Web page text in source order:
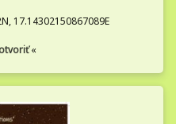
17.14302150867089E
otvoriť«